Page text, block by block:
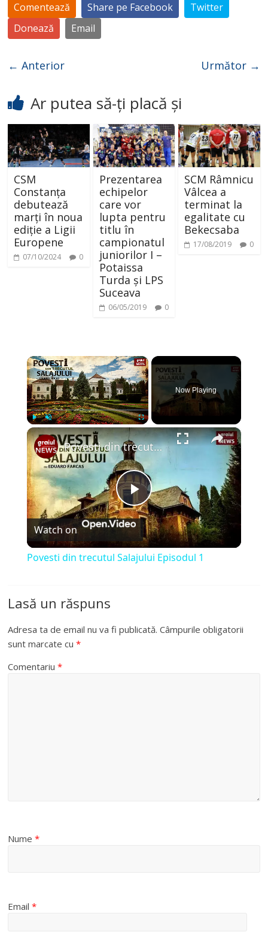
Comentează Share pe Facebook
Twitter
Donează
Email
← Anterior Următor →
Ar putea să-ți placă și
CSM
Constanța
debutează
marți în noua
ediție a Ligii
Europene
07/10/2024 0
Prezentarea
echipelor
care vor
lupta pentru
titlu în
campionatul
juniorilor I –
Potaissa
Turda și LPS
Suceava
06/05/2019 0
SCM Râmnicu
Vâlcea a
terminat la
egalitate cu
Bekecsaba
17/08/2019 0
×
Play Unmute Fullscreen
Now Playing
×
P
l
Povesti din trecutul Salajului Episodul 1
Watch on
Povesti din trecutul Salajului Episodul 1
Lasă un răspuns
Adresa ta de email nu va fi publicată. Câmpurile obligatorii
sunt marcate cu*
Comentariu*
Nume*
Email*